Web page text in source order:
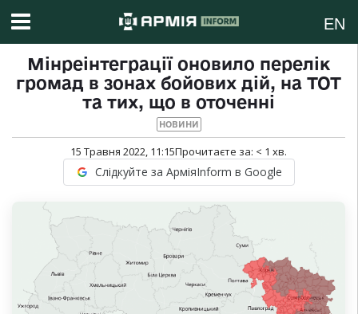
EN
Мінреінтеграції оновило перелік
громад в зонах бойових дій, на ТОТ
та тих, що в оточенні
НОВИНИ
15 Травня 2022, 11:15Прочитаєте за: < 1 хв.
Слідкуйте за АрміяInform в Google